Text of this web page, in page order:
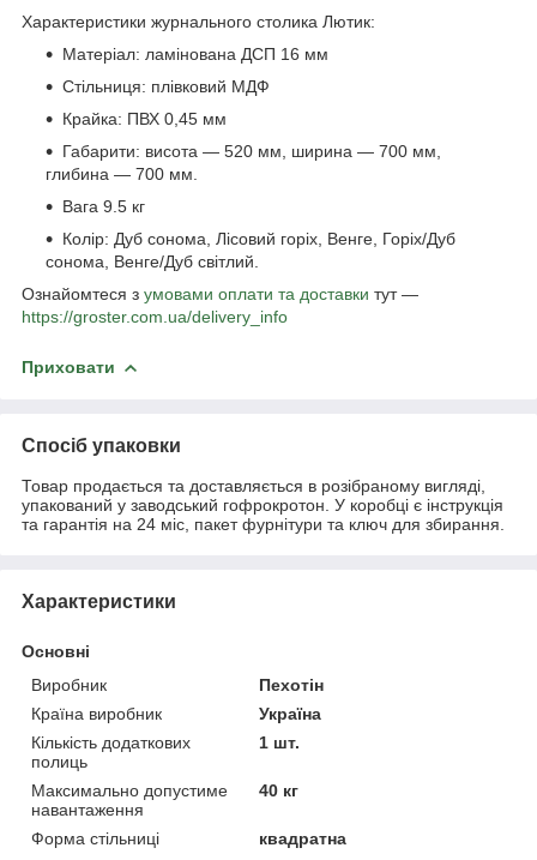
Характеристики журнального столика Лютик:
Матеріал: ламінована ДСП 16 мм
Стільниця: плівковий МДФ
Крайка: ПВХ 0,45 мм
Габарити: висота — 520 мм, ширина — 700 мм,
глибина — 700 мм.
Вага 9.5 кг
Колір: Дуб сонома, Лісовий горіх, Венге, Горіх/Дуб
сонома, Венге/Дуб світлий.
Ознайомтеся з умовами оплати та доставки тут —
https://groster.com.ua/delivery_info
Приховати
Спосіб упаковки
Товар продається та доставляється в розібраному вигляді,
упакований у заводський гофрокротон. У коробці є інструкція
та гарантія на 24 міс, пакет фурнітури та ключ для збирання.
Характеристики
Основні
Виробник
Пехотін
Країна виробник
Україна
Кількість додаткових
полиць
1 шт.
Максимально допустиме
навантаження
40 кг
Форма стільниці
квадратна